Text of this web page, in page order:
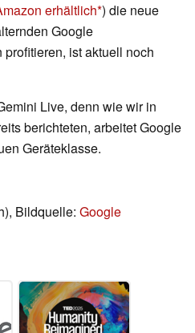
erhältlich ) die neue
Google
ist aktuell noch
Live, denn wie wir in
berichteten, arbeitet Google
Geräteklasse.
Bildquelle: Google